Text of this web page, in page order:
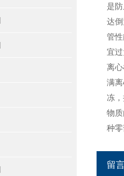
是
达
管
宜
离
满
冻
物
种
留